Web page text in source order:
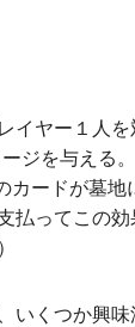
イヤー１人
ジを与える。
ードが墓地
払ってこの
いくつか興